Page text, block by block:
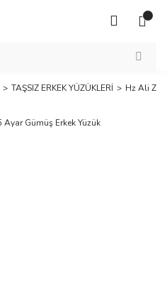
TAŞSIZ ERKEK YÜZÜKLERİ Hz Ali